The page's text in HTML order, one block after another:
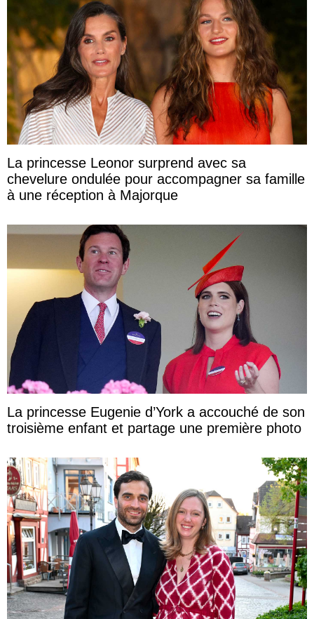
La princesse Leonor surprend avec sa
chevelure ondulée pour accompagner sa famille
à une réception à Majorque
La princesse Eugenie d’York a accouché de son
troisième enfant et partage une première photo